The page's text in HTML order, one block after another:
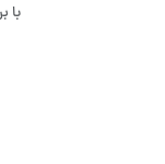
با